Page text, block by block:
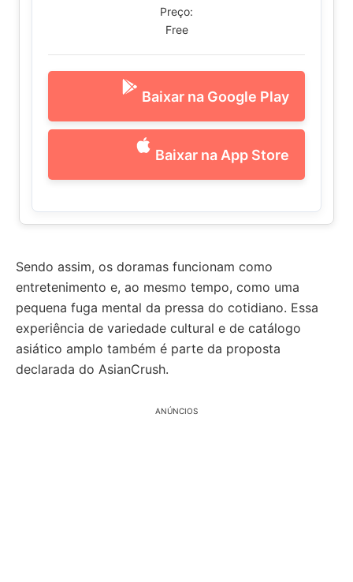
Preço:
Free
Baixar na Google Play
Baixar na App Store
Sendo assim, os doramas funcionam como
entretenimento e, ao mesmo tempo, como uma
pequena fuga mental da pressa do cotidiano. Essa
experiência de variedade cultural e de catálogo
asiático amplo também é parte da proposta
declarada do AsianCrush.
ANÚNCIOS